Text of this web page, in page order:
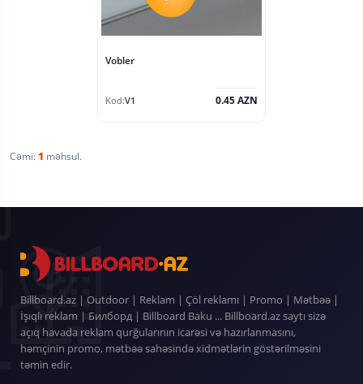
Vobler
Kod:V1 0.45 AZN
Cəmi:1 məhsul.
Billboard.az | Outdoor | Reklam | Çöl reklamı | Promo | Mətbəə |
İşıqlı reklam | Билборд | Billboard Baku ... Billboard.az saytı sizə
açıq havada reklam qurğularının icarəsi və hazırlanmasını,
həmçinin promo, mətbəə sahəsində xidmətlərin göstərilməsini
təmin edir.